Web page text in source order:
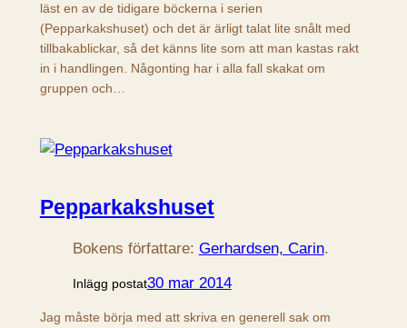
läst en av de tidigare böckerna i serien
(Pepparkakshuset) och det är ärligt talat lite snålt med
tillbakablickar, så det känns lite som att man kastas rakt
in i handlingen. Någonting har i alla fall skakat om
gruppen och…
Pepparkakshuset
Bokens författare: Gerhardsen, Carin.
Inlägg postat30 mar 2014
Jag måste börja med att skriva en generell sak om